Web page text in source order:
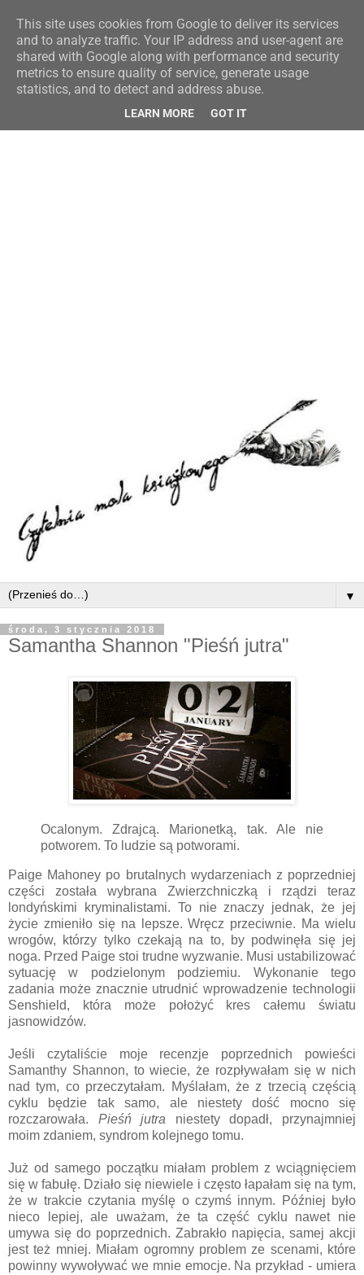
▼
środa, 3 stycznia 2018
Samantha Shannon "Pieśń jutra"
Ocalonym. Zdrajcą. Marionetką, tak. Ale nie
potworem. To ludzie są potworami.
Paige Mahoney po brutalnych wydarzeniach z poprzedniej
części została wybrana Zwierzchniczką i rządzi teraz
londyńskimi kryminalistami. To nie znaczy jednak, że jej
życie zmieniło się na lepsze. Wręcz przeciwnie. Ma wielu
wrogów, którzy tylko czekają na to, by podwinęła się jej
noga. Przed Paige stoi trudne wyzwanie. Musi ustabilizować
sytuację w podzielonym podziemiu. Wykonanie tego
zadania może znacznie utrudnić wprowadzenie technologii
Senshield, która może położyć kres całemu światu
jasnowidzów.
Jeśli czytaliście moje recenzje poprzednich powieści
Samanthy Shannon, to wiecie, że rozpływałam się w nich
nad tym, co przeczytałam. Myślałam, że z trzecią częścią
cyklu będzie tak samo, ale niestety dość mocno się
rozczarowała. Pieśń jutra niestety dopadł, przynajmniej
moim zdaniem, syndrom kolejnego tomu.
Już od samego początku miałam problem z wciągnięciem
się w fabułę. Działo się niewiele i często łapałam się na tym,
że w trakcie czytania myślę o czymś innym. Później było
nieco lepiej, ale uważam, że ta część cyklu nawet nie
umywa się do poprzednich. Zabrakło napięcia, samej akcji
jest też mniej. Miałam ogromny problem ze scenami, które
powinny wywoływać we mnie emocje. Na przykład - umiera
This site uses cookies from Google to deliver its services
and to analyze traffic. Your IP address and user-agent are
shared with Google along with performance and security
metrics to ensure quality of service, generate usage
statistics, and to detect and address abuse.
LEARN MORE GOT IT